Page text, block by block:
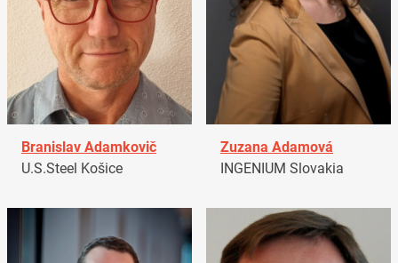
Branislav Adamkovič
U.S.Steel Košice
Zuzana Adamová
INGENIUM Slovakia